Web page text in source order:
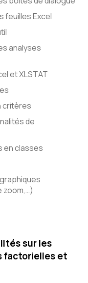
feuilles Excel
analyses
et XLSTAT
critères
de
en classes
zoom,…)
sur les
factorielles et